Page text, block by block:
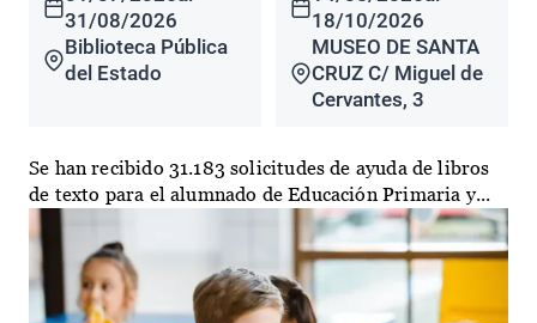
31/08/2026
Biblioteca Pública
del Estado
18/10/2026
MUSEO DE SANTA
CRUZ C/ Miguel de
Cervantes, 3
Se han recibido 31.183 solicitudes de ayuda de libros
de texto para el alumnado de Educación Primaria y...